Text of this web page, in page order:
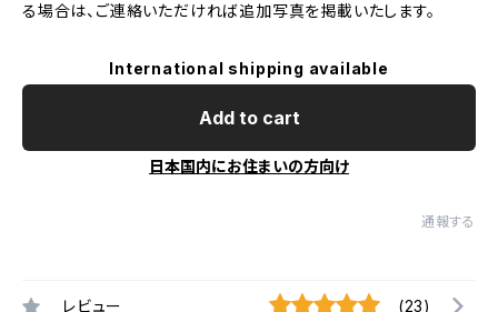
る場合は、ご連絡いただければ追加写真を掲載いたします。
International shipping available
Add to cart
日本国内にお住まいの方向け
通報する
レビュー (23)